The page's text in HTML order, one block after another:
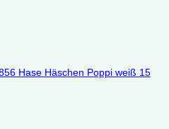
Hase Häschen Poppi weiß 15